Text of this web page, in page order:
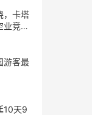
，卡塔
业竞争
游客最
10天9